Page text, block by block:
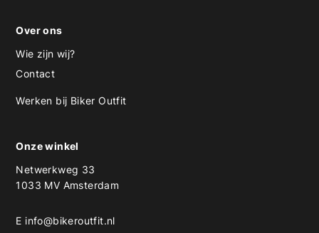
Over ons
Wie zijn wij?
Contact
Werken bij Biker Outfit
Onze winkel
Netwerkweg 33
1033 MV Amsterdam
E info@bikeroutfit.nl